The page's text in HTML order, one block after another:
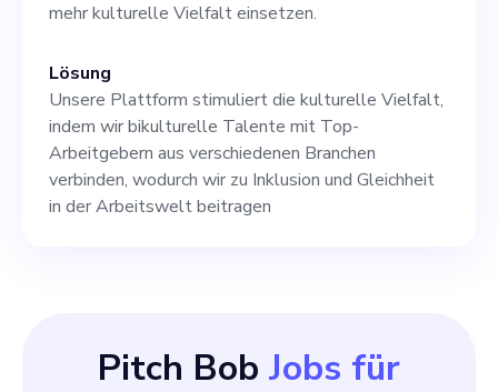
mehr kulturelle Vielfalt einsetzen.
Lösung
Unsere Plattform stimuliert die kulturelle Vielfalt,
indem wir bikulturelle Talente mit Top-
Arbeitgebern aus verschiedenen Branchen
verbinden, wodurch wir zu Inklusion und Gleichheit
in der Arbeitswelt beitragen
Pitch Bob Jobs für